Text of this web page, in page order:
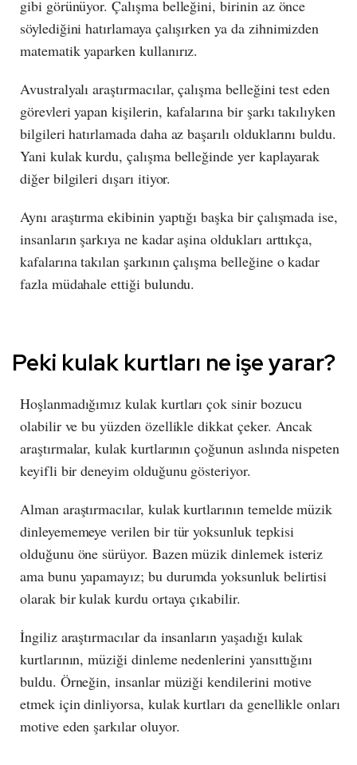
gibi görünüyor. Çalışma belleğini, birinin az önce
söylediğini hatırlamaya çalışırken ya da zihnimizden
matematik yaparken kullanırız.
Avustralyalı araştırmacılar, çalışma belleğini test eden
görevleri yapan kişilerin, kafalarına bir şarkı takılıyken
bilgileri hatırlamada daha az başarılı olduklarını buldu.
Yani kulak kurdu, çalışma belleğinde yer kaplayarak
diğer bilgileri dışarı itiyor.
Aynı araştırma ekibinin yaptığı başka bir çalışmada ise,
insanların şarkıya ne kadar aşina oldukları arttıkça,
kafalarına takılan şarkının çalışma belleğine o kadar
fazla müdahale ettiği bulundu.
Peki kulak kurtları ne işe yarar?
Hoşlanmadığımız kulak kurtları çok sinir bozucu
olabilir ve bu yüzden özellikle dikkat çeker. Ancak
araştırmalar, kulak kurtlarının çoğunun aslında nispeten
keyifli bir deneyim olduğunu gösteriyor.
Alman araştırmacılar, kulak kurtlarının temelde müzik
dinleyememeye verilen bir tür yoksunluk tepkisi
olduğunu öne sürüyor. Bazen müzik dinlemek isteriz
ama bunu yapamayız; bu durumda yoksunluk belirtisi
olarak bir kulak kurdu ortaya çıkabilir.
İngiliz araştırmacılar da insanların yaşadığı kulak
kurtlarının, müziği dinleme nedenlerini yansıttığını
buldu. Örneğin, insanlar müziği kendilerini motive
etmek için dinliyorsa, kulak kurtları da genellikle onları
motive eden şarkılar oluyor.